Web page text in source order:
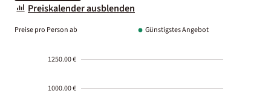
Preiskalender ausblenden
Preise pro Person ab Günstigstes Angebot
1250.00 €
1000.00 €